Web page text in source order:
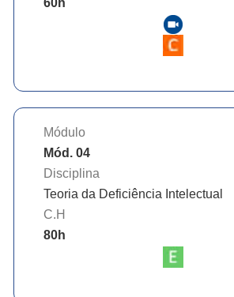
60h
Módulo
Mód. 04
Disciplina
Teoria da Deficiência Intelectual
C.H
80h